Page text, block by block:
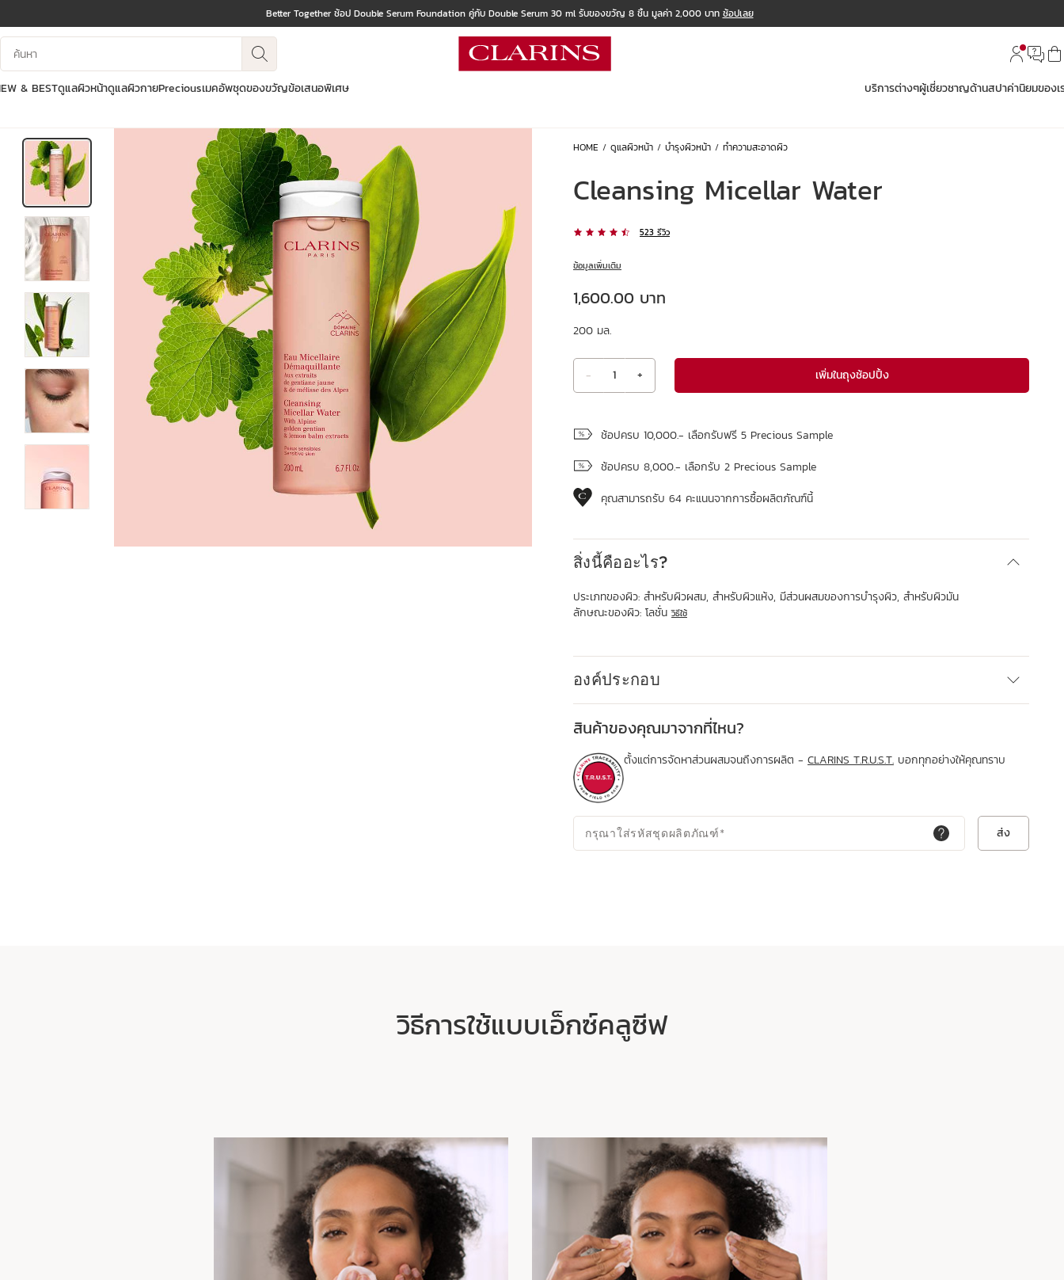
ข้ามไปยังเนื้อหา
Better Together ช้อป Double Serum Foundation คู่กับ Double Serum 30 ml รับของขวัญ 8 ชิ้น มูลค่า 2,000 บาท ช้อปเลย
บันทึกข้อมูลค้นหา
& BESTดูแลผิวหน้าดูแลผิวกายPreciousเมคอัพชุดของขวัญข้อเสนอพิเศษ บริการต่างๆผู้เชี่ยวชาญด้านสปาค่านิยมของเ
HOME ดูแลผิวหน้า บำรุงผิวหน้า ทำความสะอาดผิว
Cleansing Micellar Water
523 รีวิว
ข้อมูลเพิ่มเติม
ราคาปัจจุบัน 1,600.00 บาท
1,600.00 บาท
200 มล.
- 1 + เพิ่มในถุงช้อปปิ้ง
ช้อปครบ 10,000.- เลือกรับฟรี 5 Precious Sample
ช้อปครบ 8,000.- เลือกรับ 2 Precious Sample
คุณสามารถรับ 64 คะแนนจากการซื้อผลิตภัณฑ์นี้
สิ่งนี้คืออะไร?
ประเภทของผิว: สำหรับผิวผสม, สำหรับผิวแห้ง, มีส่วนผสมของการบำรุงผิว, สำหรับผิวมัน
ลักษณะของผิว: โลชั่นวิธีใช้
องค์ประกอบ
สินค้าของคุณมาจากที่ไหน?
ตั้งแต่การจัดหาส่วนผสมจนถึงการผลิต - CLARINS T.R.U.S.T. บอกทุกอย่างให้คุณทราบ
กรุณาใส่รหัสชุดผลิตภัณฑ์* ส่ง
วิธีการใช้แบบเอ็กซ์คลูซีฟ